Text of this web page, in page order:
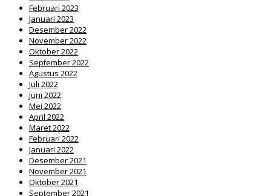
Februari 2023
Januari 2023
Desember 2022
November 2022
Oktober 2022
September 2022
Agustus 2022
Juli 2022
Juni 2022
Mei 2022
April 2022
Maret 2022
Februari 2022
Januari 2022
Desember 2021
November 2021
Oktober 2021
September 2021